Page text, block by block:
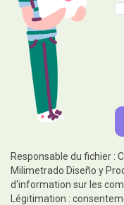
Responsable du fichier :
Milimetrado Diseño y
d'information sur les
Légitimation :